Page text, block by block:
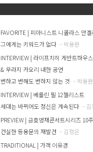
FAVORITE | 피아니스트 니콜라스 안겔
그에게는 키워드가 없다 – 박용완
INTERVIEW | 라이프치히 게반트하우
& 무라지 카오리 내한 공연
변하고 변해도 변하지 않는 것 – 박용완
INTERVIEW | 베를린 필 12첼리스트
세대는 바뀌어도 정신은 계속된다 –
PREVIEW | 금호영재콘서트시리즈 10
건실한 등용문의 재발견 – 김정은
TRADITIONAL | 가객 이유경